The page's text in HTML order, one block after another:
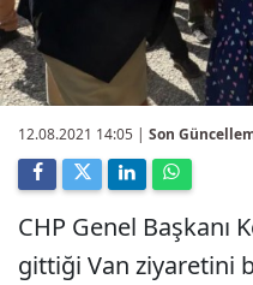
12.08.2021 14:05 | Son
CHP Genel Başkanı
gittiği Van ziyaretini